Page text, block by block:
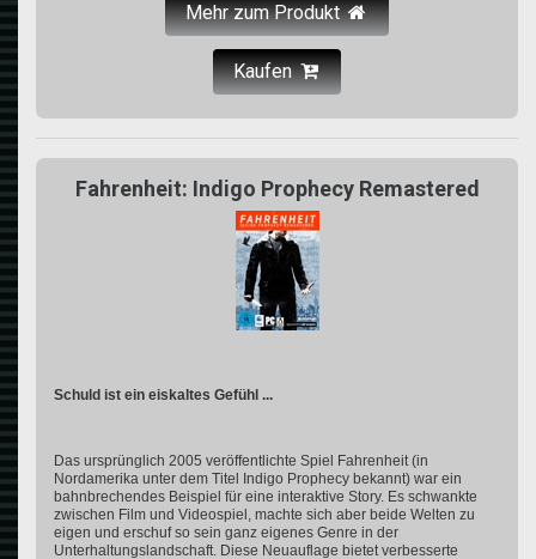
Mehr zum Produkt
Kaufen
Fahrenheit: Indigo Prophecy Remastered
Schuld ist ein eiskaltes Gefühl ...
Das ursprünglich 2005 veröffentlichte Spiel Fahrenheit (in
Nordamerika unter dem Titel Indigo Prophecy bekannt) war ein
bahnbrechendes Beispiel für eine interaktive Story. Es schwankte
zwischen Film und Videospiel, machte sich aber beide Welten zu
eigen und erschuf so sein ganz eigenes Genre in der
Unterhaltungslandschaft. Diese Neuauflage bietet verbesserte